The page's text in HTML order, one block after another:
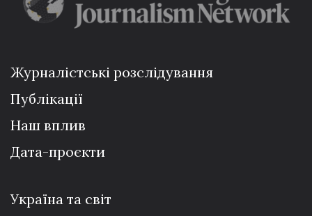
Журналістські розслідування
Публікації
Наш вплив
Дата-проєкти
Україна та світ